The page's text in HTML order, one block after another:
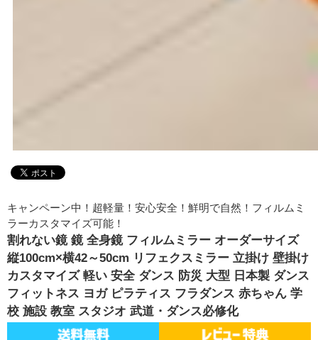
キャンペーン中！超軽量！安心安全！鮮明で自然！フィルムミ
ラーカスタマイズ可能！
割れない鏡 鏡 全身鏡 フィルムミラー オーダーサイズ
縦100cm×横42～50cm リフェクスミラー 立掛け 壁掛け
カスタマイズ 軽い 安全 ダンス 防災 大型 日本製 ダンス
フィットネス ヨガ ピラティス フラダンス 赤ちゃん 学
校 施設 教室 スタジオ 武道・ダンス必修化